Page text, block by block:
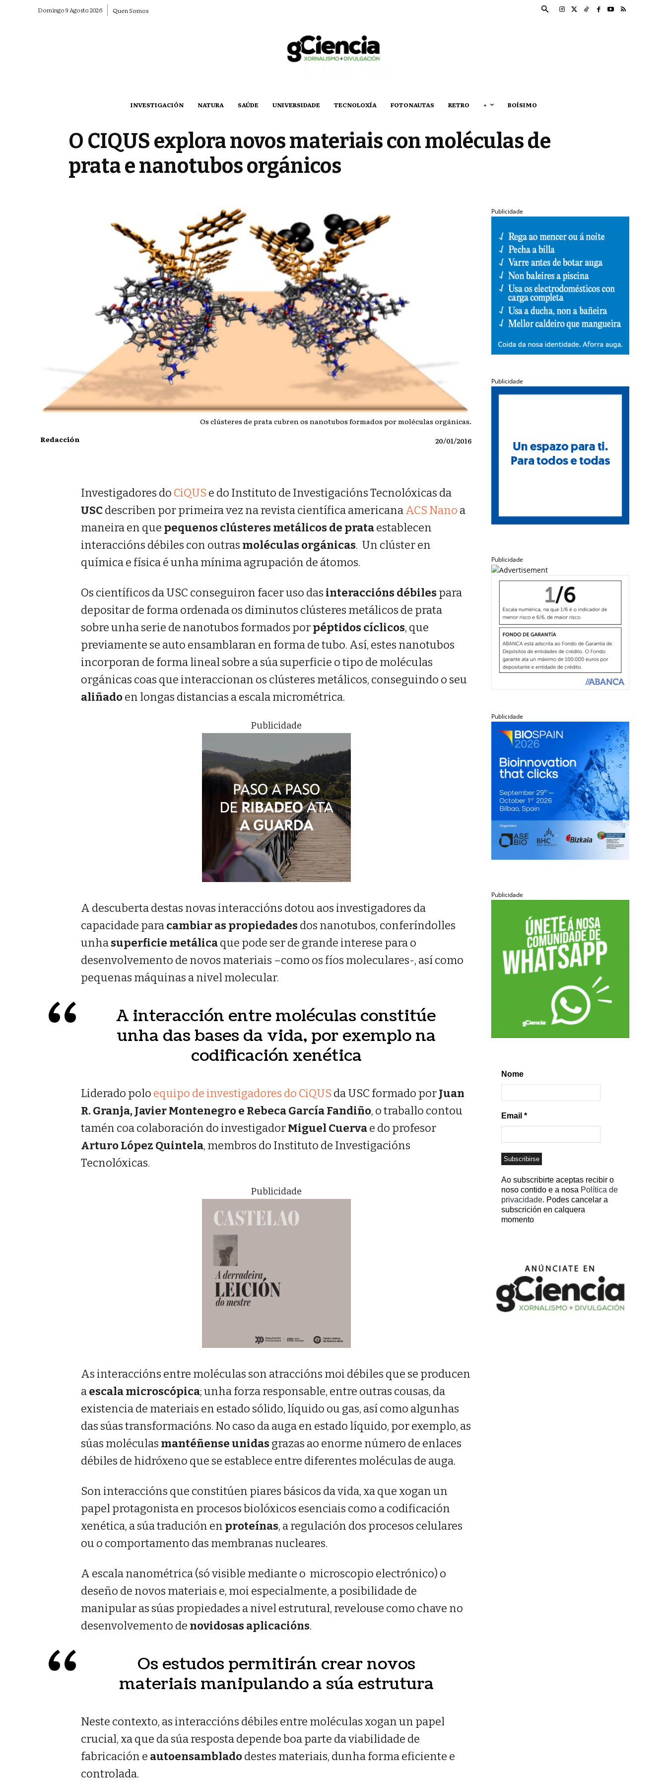
Domingo 9 Agosto 2026 Quen Somos
INVESTIGACIÓN NATURA SAÚDE UNIVERSIDADE TECNOLOXÍA FOTONAUTAS RETRO + BOÍSIMO
O CIQUS explora novos materiais con moléculas de
prata e nanotubos orgánicos
Os clústeres de prata cubren os nanotubos formados por moléculas orgánicas.
Redacción
20/01/2016
Investigadores do CiQUS e do Instituto de Investigacións Tecnolóxicas da
USC describen por primeira vez na revista científica americanaACS Nano a
maneira en que pequenos clústeres metálicos de prataestablecen
interaccións débiles con outras moléculas orgánicas. Un clúster en
química e física é unha mínima agrupación de átomos.
Os científicos da USC conseguiron facer uso das interaccións débilespara
depositar de forma ordenada os diminutos clústeres metálicos de prata
sobre unha serie de nanotubos formados porpéptidos cíclicos, que
previamente se auto ensamblaran en forma de tubo. Así, estes nanotubos
incorporan de forma lineal sobre a súa superficie o tipo de moléculas
orgánicas coas que interaccionan os clústeres metálicos, conseguindo o seu
aliñadoen longas distancias a escala micrométrica.
Publicidade
A descuberta destas novas interaccións dotou aos investigadores da
capacidade paracambiar as propiedadesdos nanotubos, conferíndolles
unhasuperficie metálicaque pode ser de grande interese para o
desenvolvemento de novos materiais –como os fíos moleculares-, así como
pequenas máquinas a nivel molecular.
A interacción entre moléculas constitúe
unha das bases da vida, por exemplo na
codificación xenética
Liderado polo equipo de investigadores do CiQUS da USC formado porJuan
R. Granja, Javier Montenegro e Rebeca García Fandiño, o traballo contou
tamén coa colaboración do investigadorMiguel Cuervae do profesor
Arturo López Quintela, membros do Instituto de Investigacións
Tecnolóxicas.
Publicidade
As interaccións entre moléculas son atraccións moi débiles que se producen
aescala microscópica; unha forza responsable, entre outras cousas, da
existencia de materiais en estado sólido, líquido ou gas, así como algunhas
das súas transformacións. No caso da auga en estado líquido, por exemplo, as
súas moléculas mantéñense unidasgrazas ao enorme número de enlaces
débiles de hidróxeno que se establece entre diferentes moléculas de auga.
Son interaccións que constitúen piares básicos da vida, xa que xogan un
papel protagonista en procesos biolóxicos esenciais como a codificación
xenética, a súa tradución en proteínas, a regulación dos procesos celulares
ou o comportamento das membranas nucleares.
A escala nanométrica (só visible mediante o microscopio electrónico) o
deseño de novos materiais e, moi especialmente, a posibilidade de
manipular as súas propiedades a nivel estrutural, revelouse como chave no
desenvolvemento de novidosas aplicacións.
Os estudos permitirán crear novos
materiais manipulando a súa estrutura
Neste contexto, as interaccións débiles entre moléculas xogan un papel
crucial, xa que da súa resposta depende boa parte da viabilidade de
fabricación e autoensambladodestes materiais, dunha forma eficiente e
controlada.
Publicidade
Publicidade
Publicidade
Publicidade
Publicidade
Nome
Email *
Ao subscribirte aceptas recibir o
noso contido e a nosa Política de
privacidade. Podes cancelar a
subscrición en calquera
momento